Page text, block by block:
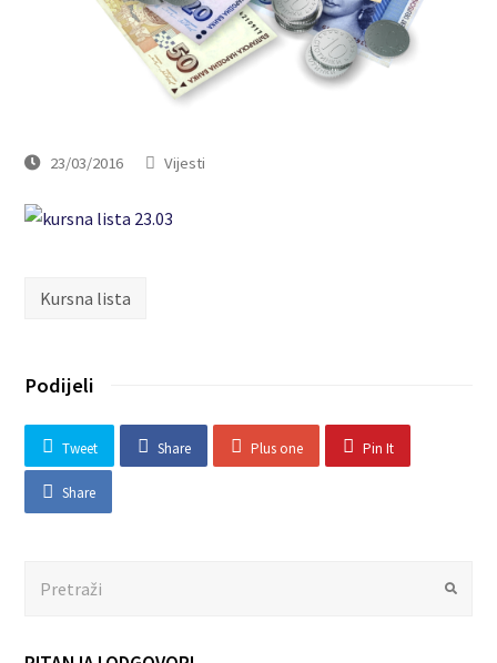
23/03/2016 Vijesti
Kursna lista
Podijeli
Tweet Share Plus one Pin It
Share